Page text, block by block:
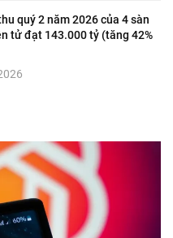
quý 2 năm 2026 của 4 sàn
tử đạt 143.000 tỷ (tăng 42%